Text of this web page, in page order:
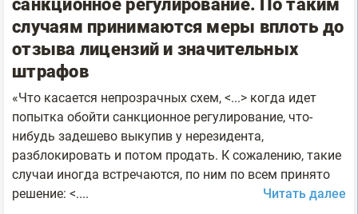
санкционное регулирование. По таким
случаям принимаются меры вплоть до
отзыва лицензий и значительных
штрафов
«Что касается непрозрачных схем, <...> когда идет
попытка обойти санкционное регулирование, что-
нибудь задешево выкупив у нерезидента,
разблокировать и потом продать. К сожалению, такие
случаи иногда встречаются, по ним по всем принято
решение: <....
Читать далее